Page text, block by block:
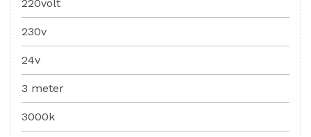
220volt
230v
24v
3 meter
3000k